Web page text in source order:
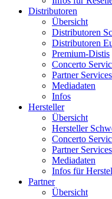
Distributoren
Übersicht
Distributoren
Distributoren
Premium-Distis
Concerto
Partner Services
Mediadaten
Infos
Hersteller
Übersicht
Hersteller
Concerto
Partner Services
Mediadaten
Infos für
Partner
Übersicht